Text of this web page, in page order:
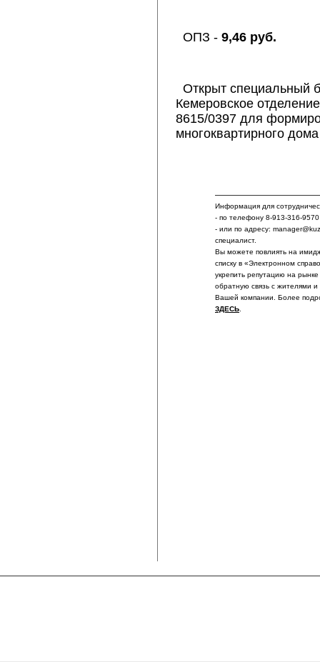
ОПЗ - 9,46 руб.
Открыт специальный
Кемеровское
8615/0397 для
многоквартирного
Информация для
- по телефону 8-913-316-9570
- или по адресу:
специалист.
Вы можете повлиять на
списку в «Электронном
укрепить репутацию на
обратную связь с жителями и
Вашей компании. Более
ЗДЕСЬ